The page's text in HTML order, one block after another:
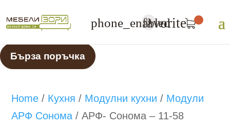
phone_enabled
favorite
U
Бърза поръчка
Home / Кухня / Модулни кухни / Модули
АРФ Сонома /АРФ- Сонома – 11-58